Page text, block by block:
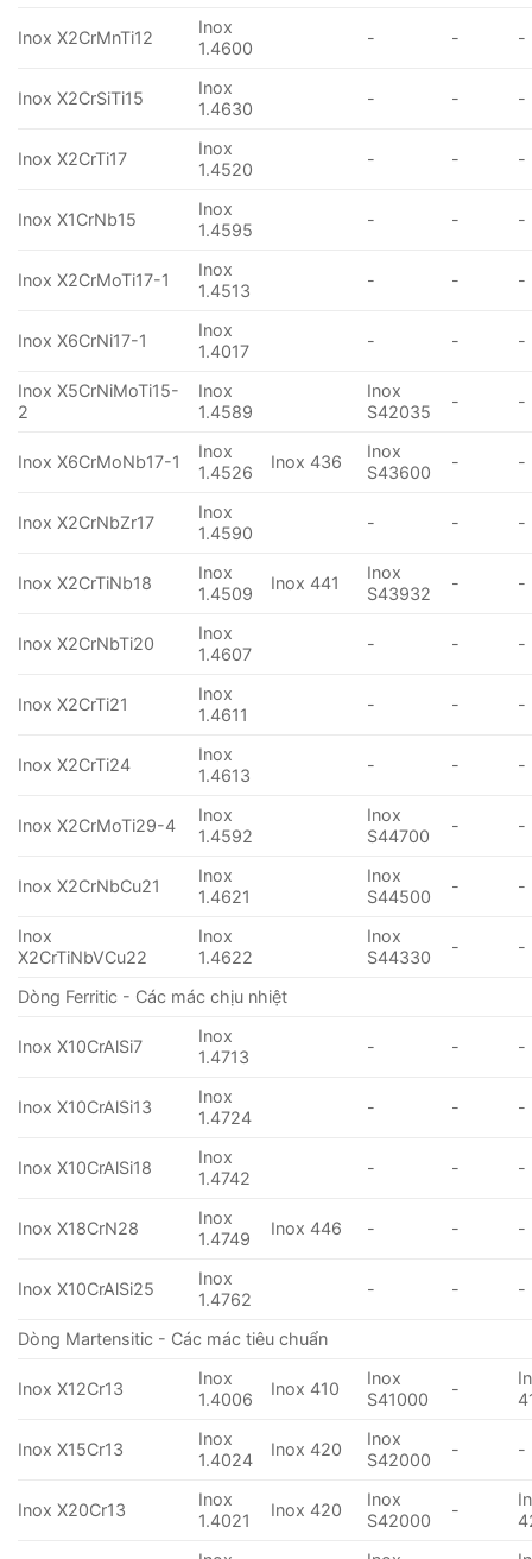
Inox X2CrMnTi12
Inox
1.4600
- - -
Inox X2CrSiTi15
Inox
1.4630
- - -
Inox X2CrTi17
Inox
1.4520
- - -
Inox X1CrNb15
Inox
1.4595
- - -
Inox X2CrMoTi17-1
Inox
1.4513
- - -
Inox X6CrNi17-1
Inox
1.4017
- - -
Inox X5CrNiMoTi15-
2
Inox
1.4589
Inox
S42035
- -
Inox X6CrMoNb17-1
Inox
1.4526
Inox 436
Inox
S43600
- -
Inox X2CrNbZr17
Inox
1.4590
- - -
Inox X2CrTiNb18
Inox
1.4509
Inox 441
Inox
S43932
- -
Inox X2CrNbTi20
Inox
1.4607
- - -
Inox X2CrTi21
Inox
1.4611
- - -
Inox X2CrTi24
Inox
1.4613
- - -
Inox X2CrMoTi29-4
Inox
1.4592
Inox
S44700
- -
Inox X2CrNbCu21
Inox
1.4621
Inox
S44500
- -
Inox
X2CrTiNbVCu22
Inox
1.4622
Inox
S44330
- -
Dòng Ferritic - Các mác chịu nhiệt
Inox X10CrAlSi7
Inox
1.4713
- - -
Inox X10CrAlSi13
Inox
1.4724
- - -
Inox X10CrAlSi18
Inox
1.4742
- - -
Inox X18CrN28
Inox
1.4749
Inox 446 - - -
Inox X10CrAlSi25
Inox
1.4762
- - -
Dòng Martensitic - Các mác tiêu chuẩn
Inox X12Cr13
Inox
1.4006
Inox 410
Inox
S41000
-
Inox X15Cr13
Inox
1.4024
Inox 420
Inox
S42000
- -
Inox X20Cr13
Inox
1.4021
Inox 420
Inox
S42000
-